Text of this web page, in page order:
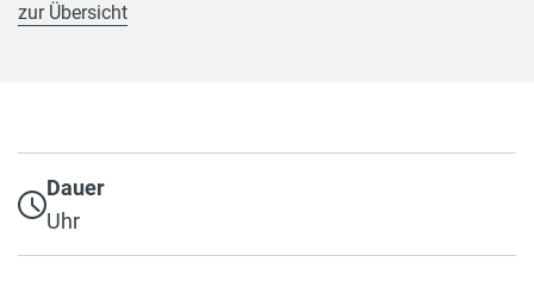
zur Übersicht
Dauer
Uhr